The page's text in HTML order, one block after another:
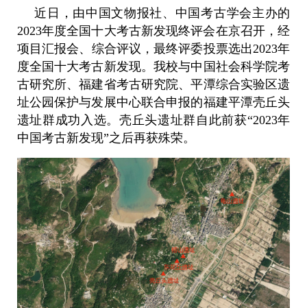
近日，由中国文物报社、中国考古学会主办的
2023年度全国十大考古新发现终评会在京召开，经
项目汇报会、综合评议，最终评委投票选出2023年
度全国十大考古新发现。我校与中国社会科学院考
古研究所、福建省考古研究院、平潭综合实验区遗
址公园保护与发展中心联合申报的福建平潭壳丘头
遗址群成功入选。壳丘头遗址群自此前获“2023年
中国考古新发现”之后再获殊荣。